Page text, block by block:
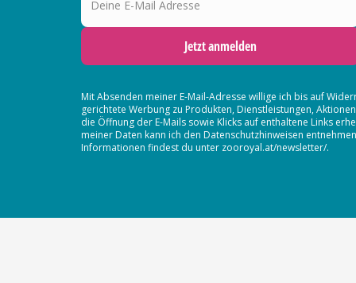
Jetzt anmelden
Mit Absenden meiner E-Mail-Adresse willige ich bis auf
gerichtete Werbung zu Produkten, Dienstleistungen,
die Öffnung der E-Mails sowie Klicks auf enthaltene Links
meiner Daten kann ich den Datenschutzhinweisen
Informationen findest du unter zooroyal.at/newsletter/.